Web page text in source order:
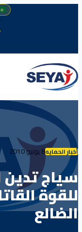
أخبار الحمايه8 يونيو 2010
سياج
للقوة
الضالع